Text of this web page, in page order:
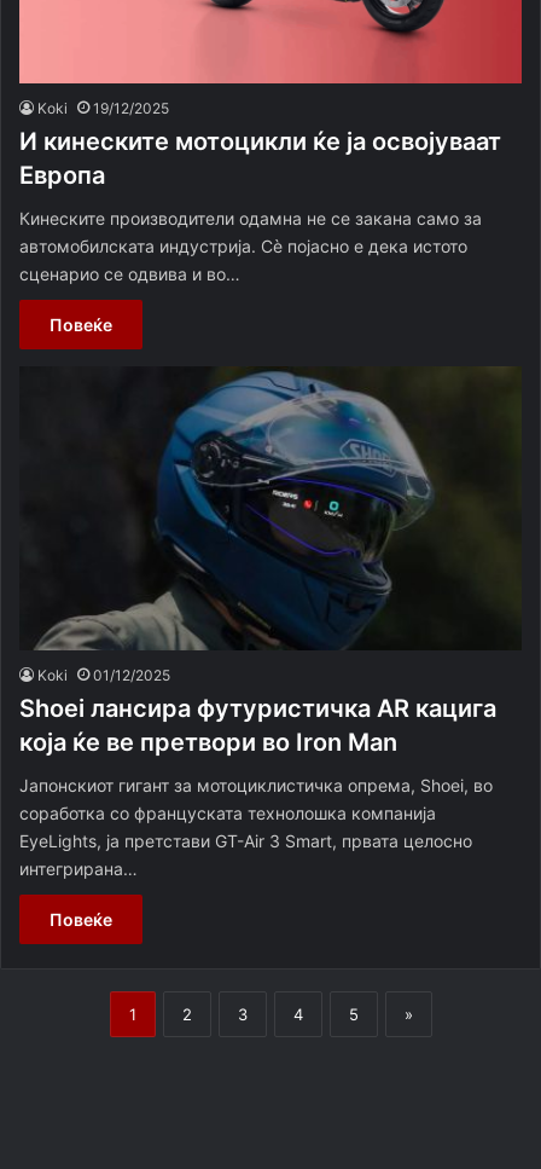
Koki 19/12/2025
И кинеските мотоцикли ќе ја освојуваат
Европа
Кинеските производители одамна не се закана само за
автомобилската индустрија. Сѐ појасно е дека истото
сценарио се одвива и во…
Повеќе
Koki 01/12/2025
Shoei лансира футуристичка AR кацига
која ќе ве претвори во Iron Man
Јапонскиот гигант за мотоциклистичка опрема, Shoei, во
соработка со француската технолошка компанија
EyeLights, ја претстави GT-Air 3 Smart, првата целосно
интегрирана…
Повеќе
1 2 3 4 5 »